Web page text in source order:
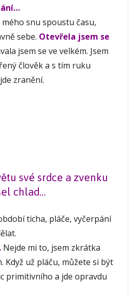
snu spoustu času,
sebe. Otevřela jsem se
jsem se ve velkém. Jsem
člověk a s tím ruku
zranění.
své srdce a zvenku
chlad…
ticha, pláče, vyčerpání
Nejde mi to, jsem zkrátka
Když už pláču, můžete si být
primitivního a jde opravdu